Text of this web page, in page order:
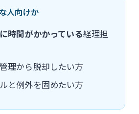
人向けか
時間がかかっている経理担
理から脱却したい方
と例外を固めたい方